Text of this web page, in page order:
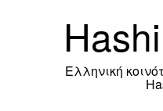
Ελληνική